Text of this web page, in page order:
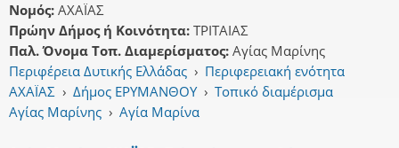
Νομός: ΑΧΑΪΑΣ
Πρώην Δήμος ή Κοινότητα: ΤΡΙΤΑΙΑΣ
Παλ. Όνομα Τοπ. Διαμερίσματος: Αγίας Μαρίνης
Περιφέρεια Δυτικής Ελλάδας › Περιφερειακή ενότητα
ΑΧΑΪΑΣ › Δήμος ΕΡΥΜΑΝΘΟΥ › Τοπικό διαμέρισμα
Αγίας Μαρίνης › Αγία Μαρίνα